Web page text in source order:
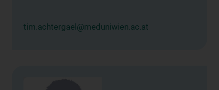
tim.achtergael@meduniwien.ac.at